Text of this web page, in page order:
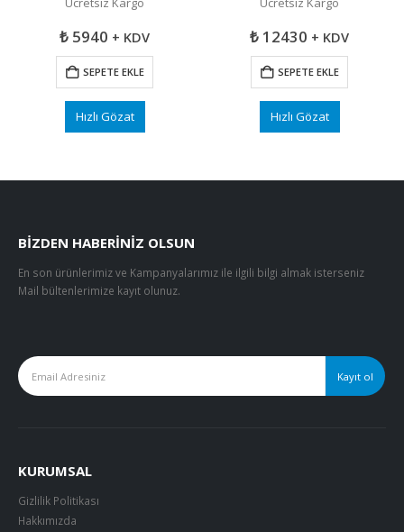
₺ 5940 + KDV
SEPETE EKLE
Hızlı Gözat
₺ 12430 + KDV
SEPETE EKLE
Hızlı Gözat
BIZDEN HABERINIZ OLSUN
En son ürünlerimiz ve Kampanyalarımız ile ilgili bilgi almak isterseniz
Mail bültenlerimize kayıt olunuz.
KURUMSAL
Gizlilik Politikası
Hakkımızda